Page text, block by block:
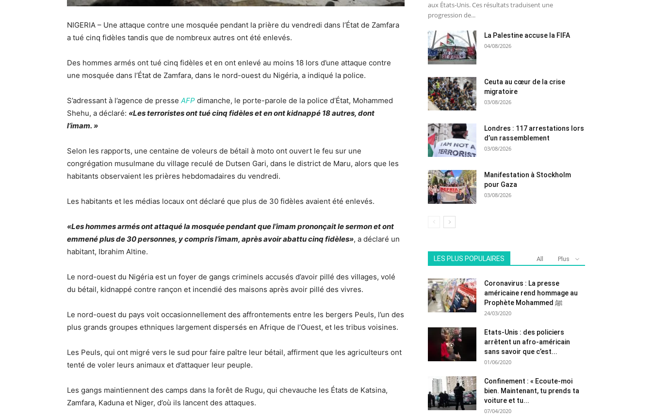
NIGERIA – Une attaque contre une mosquée pendant la prière du vendredi dans l’État de Zamfara
a tué cinq fidèles tandis que de nombreux autres ont été enlevés.
Des hommes armés ont tué cinq fidèles et en ont enlevé au moins 18 lors d’une attaque contre
une mosquée dans l’État de Zamfara, dans le nord-ouest du Nigéria, a indiqué la police.
S’adressant à l’agence de presse AFP dimanche, le porte-parole de la police d’État, Mohammed
Shehu, a déclaré: «Les terroristes ont tué cinq fidèles et en ont kidnappé 18 autres, dont
l’imam. »
Selon les rapports, une centaine de voleurs de bétail à moto ont ouvert le feu sur une
congrégation musulmane du village reculé de Dutsen Gari, dans le district de Maru, alors que les
habitants observaient les prières hebdomadaires du vendredi.
Les habitants et les médias locaux ont déclaré que plus de 30 fidèles avaient été enlevés.
«Les hommes armés ont attaqué la mosquée pendant que l’imam prononçait le sermon et ont
emmené plus de 30 personnes, y compris l’imam, après avoir abattu cinq fidèles», a déclaré un
habitant, Ibrahim Altine.
Le nord-ouest du Nigéria est un foyer de gangs criminels accusés d’avoir pillé des villages, volé
du bétail, kidnappé contre rançon et incendié des maisons après avoir pillé des vivres.
Le nord-ouest du pays voit occasionnellement des affrontements entre les bergers Peuls, l’un des
plus grands groupes ethniques largement dispersés en Afrique de l’Ouest, et les tribus voisines.
Les Peuls, qui ont migré vers le sud pour faire paître leur bétail, affirment que les agriculteurs ont
tenté de voler leurs animaux et d’attaquer leur peuple.
Les gangs maintiennent des camps dans la forêt de Rugu, qui chevauche les États de Katsina,
Zamfara, Kaduna et Niger, d’où ils lancent des attaques.
aux États-Unis. Ces résultats traduisent une
progression de...
La Palestine accuse la FIFA
04/08/2026
Ceuta au cœur de la crise
migratoire
03/08/2026
Londres : 117 arrestations lors
d’un rassemblement
03/08/2026
Manifestation à Stockholm
pour Gaza
03/08/2026
LES PLUS POPULAIRES All Plus
Coronavirus : La presse
américaine rend hommage au
Prophète Mohammed ﷺ
24/03/2020
Etats-Unis : des policiers
arrêtent un afro-américain
sans savoir que c’est...
01/06/2020
Confinement : « Ecoute-moi
bien. Maintenant, tu prends ta
voiture et tu...
07/04/2020